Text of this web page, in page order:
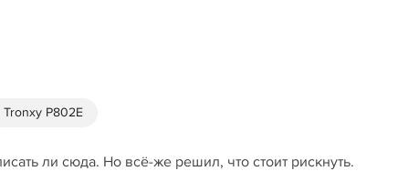
Tronxy P802E
ли сюда. Но всё-же решил, что стоит рискнуть.